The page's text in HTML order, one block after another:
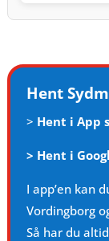
Hent
> Hent i App
> Hent i
I app’en kan
Vordingborg
Så har du